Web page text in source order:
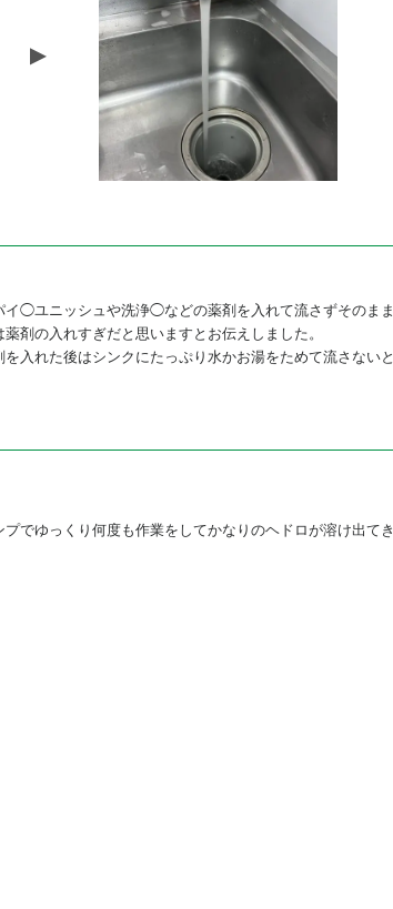
◯ユニッシュや洗浄◯などの薬剤を入れて流さずそのまま
剤の入れすぎだと思いますとお伝えしました。
入れた後はシンクにたっぷり水かお湯をためて流さないと
でゆっくり何度も作業をしてかなりのヘドロが溶け出てき